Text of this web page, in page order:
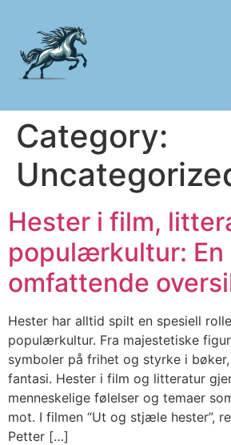
Category:
Hester i film,
populærkultur: En
omfattende
Hester har alltid spilt en spesiell
populærkultur. Fra majestetiske
symboler på frihet og styrke i
fantasi. Hester i film og litteratur
menneskelige følelser og temaer
mot. I filmen “Ut og stjæle hester”,
Petter […]